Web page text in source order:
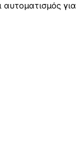
αυτοματισμός για